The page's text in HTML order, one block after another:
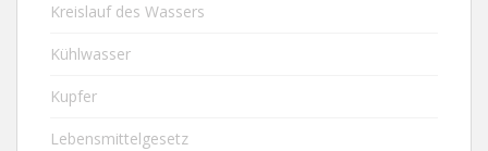
Kreislauf des Wassers
Kühlwasser
Kupfer
Lebensmittelgesetz